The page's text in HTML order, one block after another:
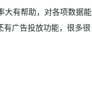
大有帮助，对各项数据能
广告投放功能，很多很